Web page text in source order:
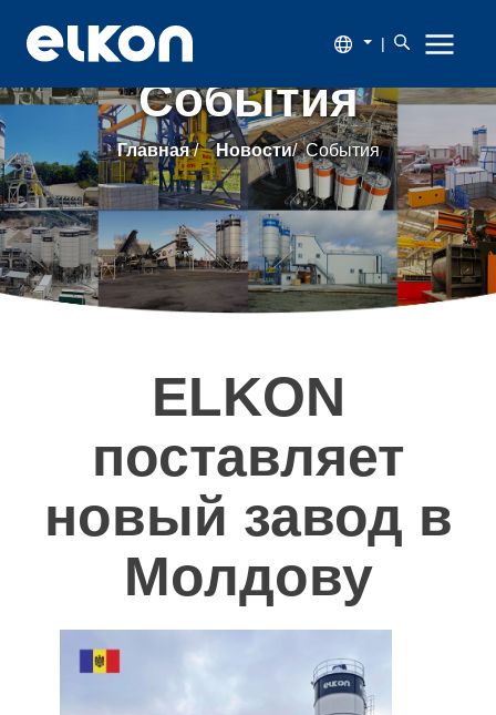
|
О
компании
Продукция
Новости
заказчики
Полезное
Контакты
События
Главная/ Новости/ События
ELKON
поставляет
новый завод в
Молдову